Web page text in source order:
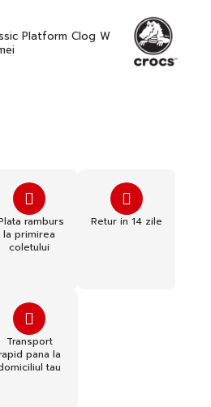
Platform Clog W
ramburs
la primirea
coletului
Retur in 14 zile
Transport
pana la
tau